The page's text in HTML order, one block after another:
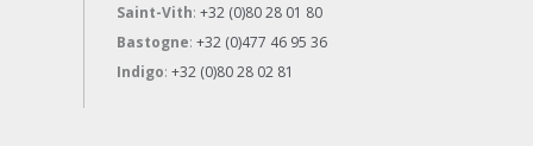
Saint-Vith: +32 (0)80 28 01 80
Bastogne: +32 (0)477 46 95 36
Indigo: +32 (0)80 28 02 81